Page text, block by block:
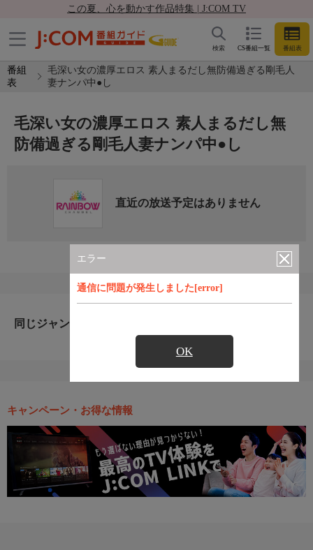
この夏、心を動かす作品特集 | J:COM TV
CS番組一覧 番組表
検索
番組
表
毛深い女の濃厚エロス 素人まるだし無防備過ぎる剛毛人
妻ナンパ中●し
エラー
通信に問題が発生しました[error]
OK
毛深い女の濃厚エロス 素人まるだし無
防備過ぎる剛毛人妻ナンパ中●し
直近の放送予定はありません
同じジャンルのおすすめ番組
キャンペーン・お得な情報